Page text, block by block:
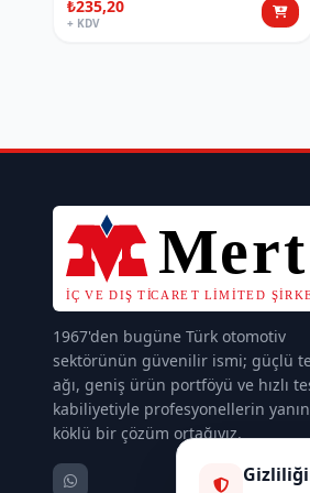
₺235,20
+ KDV
1967'den bugüne Türk otomotiv
sektörünün güvenilir ismi; güçlü
ağı, geniş ürün portföyü ve hızlı
kabiliyetiyle profesyonellerin
köklü bir çözüm ortağıyız.